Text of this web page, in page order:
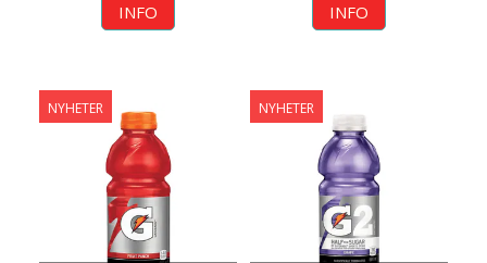
INFO INFO
NYHETER NYHETER